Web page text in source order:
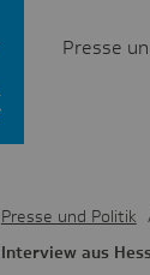
Presse
Inter­view aus
Presse und Politik